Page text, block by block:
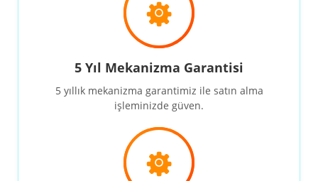
5 Yıl Mekanizma Garantisi
5 yıllık mekanizma garantimiz ile satın alma
işleminizde güven.